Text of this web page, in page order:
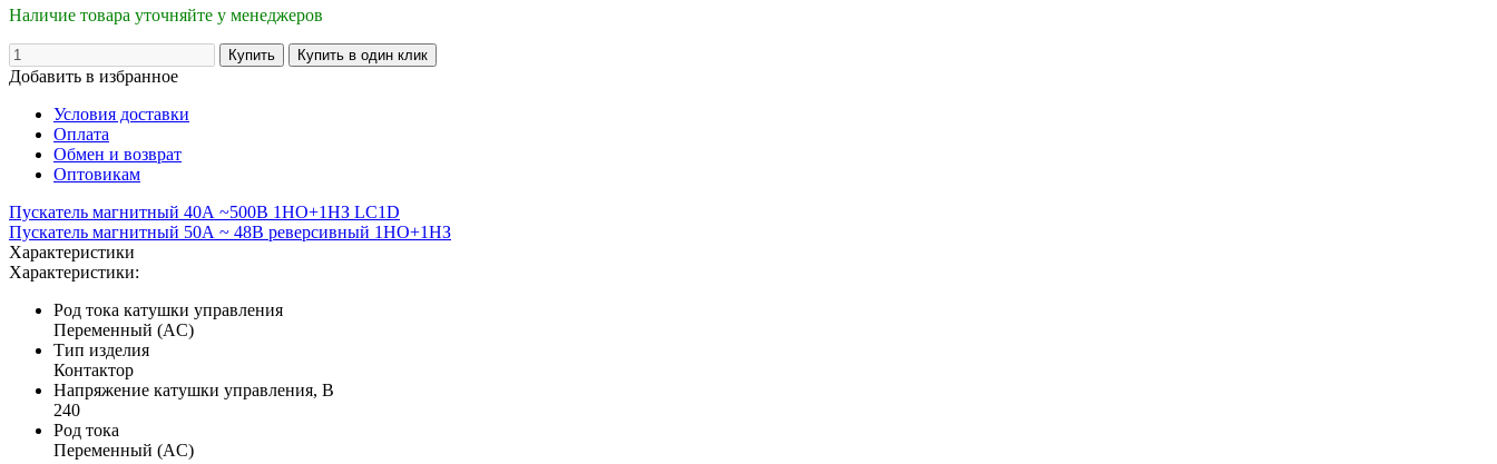
Наличие товара уточняйте у менеджеров
Добавить в избранное
Условия доставки
Оплата
Обмен и возврат
Оптовикам
Пускатель магнитный 40А ~500В 1НО+1НЗ LC1D
Пускатель магнитный 50А ~ 48В реверсивный 1НО+1НЗ
Характеристики
Характеристики:
Род тока катушки управления
Переменный (AC)
Тип изделия
Контактор
Напряжение катушки управления, В
240
Род тока
Переменный (AC)